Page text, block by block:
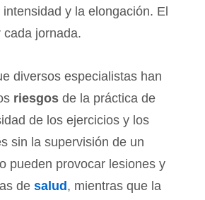
y la elongación. El
jornada.
diversos especialistas han
riesgos de la práctica de
de los ejercicios y los
sin la supervisión de un
pueden provocar lesiones y
de salud , mientras que la